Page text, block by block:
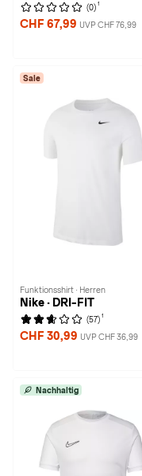
(0) 1
CHF 67,99 UVP CHF 76,99
Sale
Funktionsshirt · Herren
Nike · DRI-FIT
(57) 1
CHF 30,99 UVP CHF 36,99
Nachhaltig